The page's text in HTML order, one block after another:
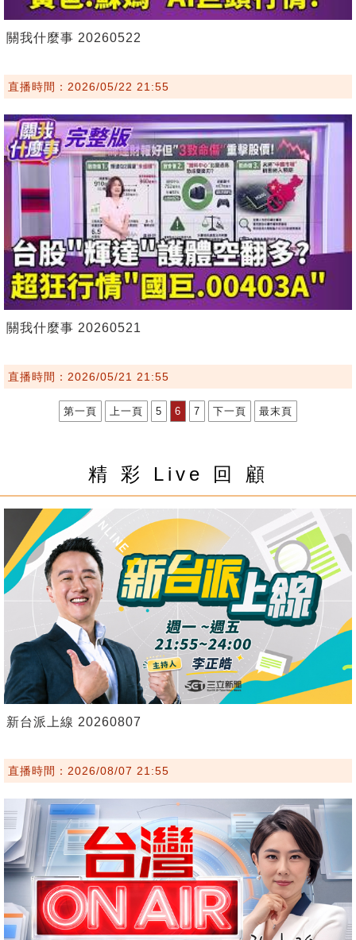
關我什麼事 20260522
直播時間：2026/05/22 21:55
關我什麼事 20260521
直播時間：2026/05/21 21:55
第一頁 上一頁 5 6 7 下一頁 最末頁
精 彩 Live 回 顧
新台派上線 20260807
直播時間：2026/08/07 21:55